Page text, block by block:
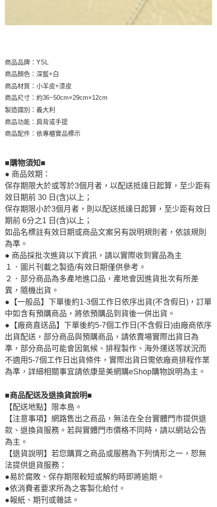
商品品牌：YSL
商品顏色：深藍+白
商品材質：小羊皮+漆皮
商品尺寸：約36~50cm×29cm×12cm
製造國別：義大利
商品功能：肩背或手提
商品配件：依專櫃實品標示
■購物須知■
● 商品效期：
保存期限大於或等於3個月者，以配送抵達日起算，至少距有
效日期前 30 日(含)以上；
保存期限小於3個月者，則以配送抵達日起算，至少距有效日
期前 6分之1 日(含)以上；
如品名標註有效日期或商品文案另有說明規則者，依該規則
為準。
● 商品採批次進貨以下資訊，請以實際收到實品為主
１．圖片刊載之製造/有效日期僅供參考。
２．部分商品為多產地進口品，產地會因進貨批次有所差
異，隨機出貨。
●【一般品】下單後約1-3個工作日依序出貨(不含假日)，訂單
中如含有預購商品，將依預購品到貨後一併出貨。
●【廠商直送品】下單後約5-7個工作日(不含假日)由廠商依序
出貨配送，部分商品與預購商品，請依賣場實際出貨日為
準，部分商品可能會因氣候、排程製作、海外運送等狀況而
不適用5-7個工作日出貨條件，實際出貨日需依廠商排程作業
為準，詳細相關事宜請依康是美網購eShop購物說明為主。
■商品配送及退換貨說明■
【配送地點】限本島。
【注意事項】網路售出之商品，無法在全台實體門市提供退
款、退換貨服務。若與實體門市價格不同時，請以網站公告
為主。
【退貨說明】若您購買之商品或服務為下列情形之一，恕無
法提供退貨服務：
●易於腐敗、保存期限較短或解約時即將逾期。
●依消費者要求所為之客製化給付。
●報紙、期刊或雜誌。